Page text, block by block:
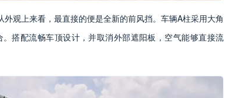
观上来看，最直接的便是全新的前风挡。车辆A柱采用大角
搭配流畅车顶设计，并取消外部遮阳板，空气能够直接流